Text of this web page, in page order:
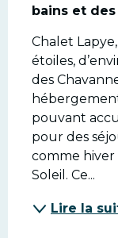
bains et
Chalet
étoiles,
des
pouvant
pour des
comme hiver
Soleil. Ce...
Lire la